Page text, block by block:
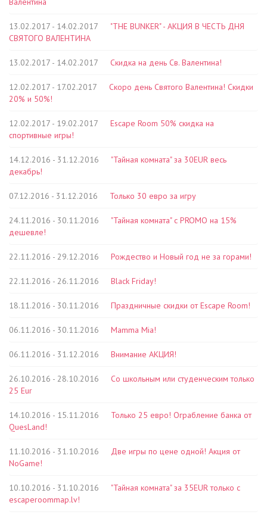
13.02.2017 - 14.02.2017
"THE BUNKER" - АКЦИЯ В ЧЕСТЬ ДНЯ
СВЯТОГО ВАЛЕНТИНА
13.02.2017 - 14.02.2017 Скидка на день Св. Валентина!
12.02.2017 - 17.02.2017
Скоро день Святого Валентина! Скидки
20% и 50%!
12.02.2017 - 19.02.2017
Escape Room 50% скидка на
спортивные игры!
14.12.2016 - 31.12.2016
"Тайная комната" за 30EUR весь
декабрь!
07.12.2016 - 31.12.2016 Только 30 евро за игру
24.11.2016 - 30.11.2016
"Тайная комната" с PROMO на 15%
дешевле!
22.11.2016 - 29.12.2016 Рождество и Новый год не за горами!
22.11.2016 - 26.11.2016 Black Friday!
18.11.2016 - 30.11.2016 Праздничные скидки от Escape Room!
06.11.2016 - 30.11.2016 Mamma Mia!
06.11.2016 - 31.12.2016 Внимание АКЦИЯ!
26.10.2016 - 28.10.2016
Со школьным или студенческим только
25 Eur
14.10.2016 - 15.11.2016
Только 25 евро! Ограбление банка от
QuesLand!
11.10.2016 - 31.10.2016
Две игры по цене одной! Акция от
NoGame!
10.10.2016 - 31.10.2016
"Тайная комната" за 35EUR только с
escaperoommap.lv!